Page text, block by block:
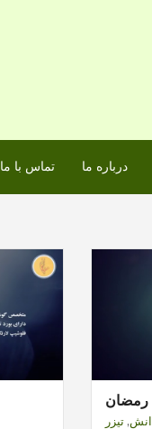
تماس با ما درباره ما
رمضان
, تیزر